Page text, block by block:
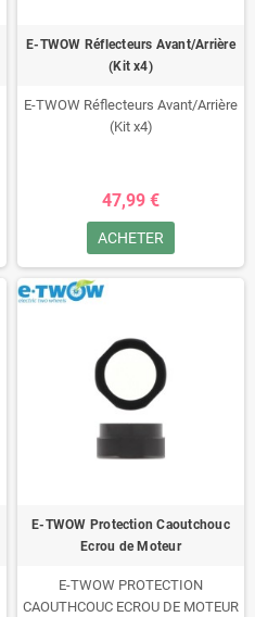
E-TWOW Réflecteurs Avant/Arrière
(Kit x4)
E-TWOW Réflecteurs Avant/Arrière
(Kit x4)
47,99 €
ACHETER
E-TWOW Protection Caoutchouc
Ecrou de Moteur
E-TWOW PROTECTION
CAOUTHCOUC ECROU DE MOTEUR